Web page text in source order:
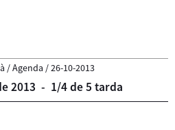
/Agenda /26-10-2013
2013 - 1/4 de 5 tarda